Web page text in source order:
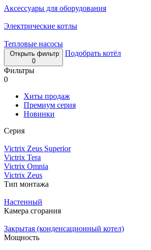
Аксессуары для оборудования
Электрические котлы
Тепловые насосы
Открыть фильтр
0
Подобрать котёл
Фильтры
0
Хиты продаж
Премиум серия
Новинки
Серия
Victrix Zeus Superior
Victrix Tera
Victrix Omnia
Victrix Zeus
Тип монтажа
Настенный
Камера сгорания
Закрытая (конденсационный котел)
Мощность